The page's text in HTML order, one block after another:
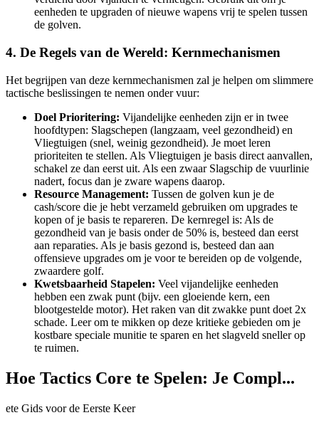
eenheden te upgraden of nieuwe wapens vrij te spelen tussen
de golven.
4. De Regels van de Wereld: Kernmechanismen
Het begrijpen van deze kernmechanismen zal je helpen om slimmere
tactische beslissingen te nemen onder vuur:
Doel Prioritering: Vijandelijke eenheden zijn er in twee
hoofdtypen: Slagschepen (langzaam, veel gezondheid) en
Vliegtuigen (snel, weinig gezondheid). Je moet leren
prioriteiten te stellen. Als Vliegtuigen je basis direct aanvallen,
schakel ze dan eerst uit. Als een zwaar Slagschip de vuurlinie
nadert, focus dan je zware wapens daarop.
Resource Management: Tussen de golven kun je de
cash/score die je hebt verzameld gebruiken om upgrades te
kopen of je basis te repareren. De kernregel is: Als de
gezondheid van je basis onder de 50% is, besteed dan eerst
aan reparaties. Als je basis gezond is, besteed dan aan
offensieve upgrades om je voor te bereiden op de volgende,
zwaardere golf.
Kwetsbaarheid Stapelen: Veel vijandelijke eenheden
hebben een zwak punt (bijv. een gloeiende kern, een
blootgestelde motor). Het raken van dit zwakke punt doet 2x
schade. Leer om te mikken op deze kritieke gebieden om je
kostbare speciale munitie te sparen en het slagveld sneller op
te ruimen.
Hoe Tactics Core te Spelen: Je Compl...
ete Gids voor de Eerste Keer